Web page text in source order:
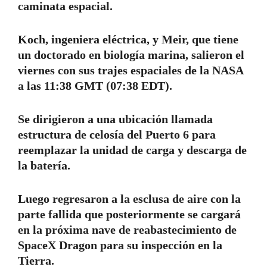
caminata espacial.
Koch, ingeniera eléctrica, y Meir, que tiene
un doctorado en biología marina, salieron el
viernes con sus trajes espaciales de la NASA
a las 11:38 GMT (07:38 EDT).
Se dirigieron a una ubicación llamada
estructura de celosía del Puerto 6 para
reemplazar la unidad de carga y descarga de
la batería.
Luego regresaron a la esclusa de aire con la
parte fallida que posteriormente se cargará
en la próxima nave de reabastecimiento de
SpaceX Dragon para su inspección en la
Tierra.